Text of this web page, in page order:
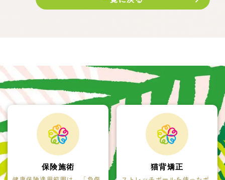
保険施術 猫背矯正